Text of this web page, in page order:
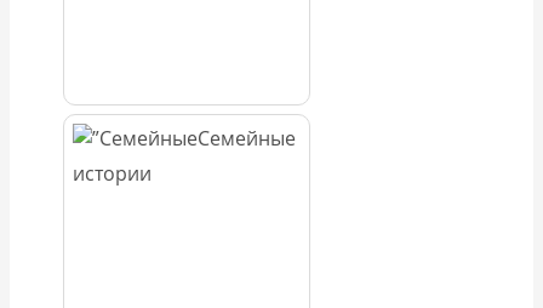
Семейные
истории